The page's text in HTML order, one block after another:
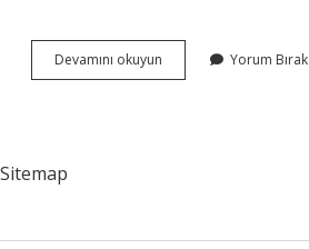
Devamını okuyun
suyu
Yorum Bırak
Sitemap